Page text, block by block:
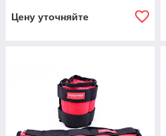
Цену уточняйте